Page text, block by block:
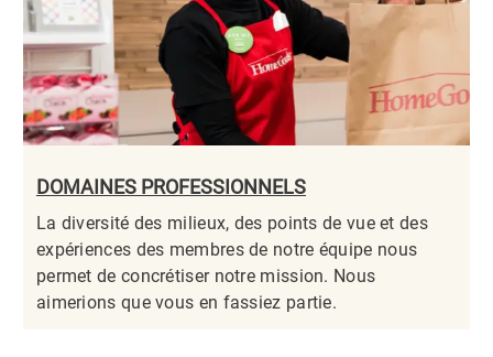
DOMAINES PROFESSIONNELS
La diversité des milieux, des points de vue et des
expériences des membres de notre équipe nous
permet de concrétiser notre mission. Nous
aimerions que vous en fassiez partie.​​​​​​​